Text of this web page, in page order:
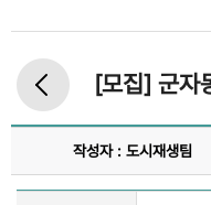
작성자 : 도시재생팀